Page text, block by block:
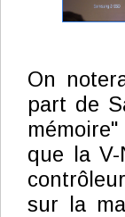
On
part de
que la
sur la